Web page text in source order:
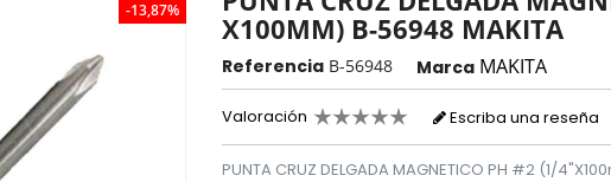
-13,87%
X100MM) B-56948 MAKITA
Referencia B-56948 Marca MAKITA
Valoración Escriba una reseña
PUNTA CRUZ DELGADA MAGNETICO PH #2 (1/